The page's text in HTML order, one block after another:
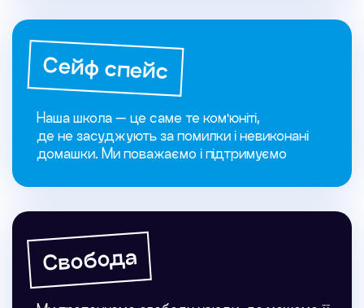
Сейф спейс
Наша школа — це саме те ком'юніті,
де не засуджують за помилки і невиконані
домашки. Ми поважаємо і підтримуємо
Свобода